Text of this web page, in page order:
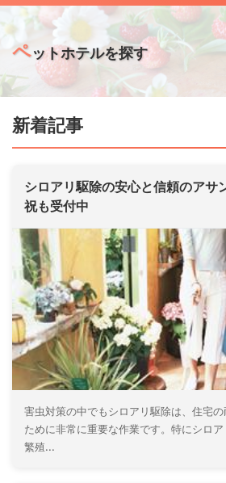
ペットホテルを探す
新着記事
シロアリ駆除の安心と信頼のアサ
祝も受付中
害虫対策の中でもシロアリ駆除は、住宅
ために非常に重要な作業です。特にシロ
繁殖...